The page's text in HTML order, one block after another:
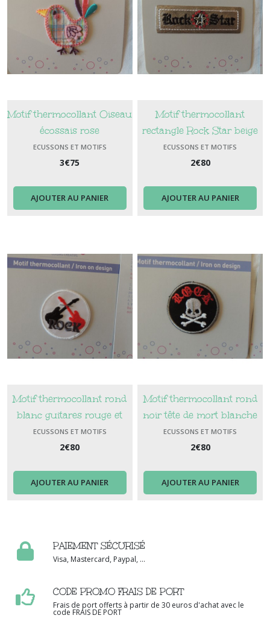
Motif thermocollant Oiseau
écossais rose
ECUSSONS ET MOTIFS
3€75
AJOUTER AU PANIER
Motif thermocollant
rectangle Rock Star beige
ECUSSONS ET MOTIFS
2€80
AJOUTER AU PANIER
Motif thermocollant rond
blanc guitares rouge et
noir
ECUSSONS ET MOTIFS
2€80
AJOUTER AU PANIER
Motif thermocollant rond
noir tête de mort blanche
écriture Rock rouge
ECUSSONS ET MOTIFS
2€80
AJOUTER AU PANIER
PAIEMENT SÉCURISÉ
Visa, Mastercard, Paypal, ...
CODE PROMO FRAIS DE PORT
Frais de port offerts à partir de 30 euros d'achat avec le
code FRAIS DE PORT